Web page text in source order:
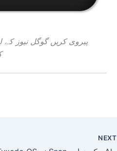
پیروی کریںگوگل نیوز کے
NEXT